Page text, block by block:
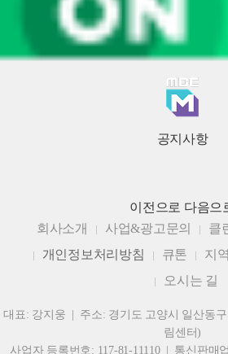
공지사항
이전으로 다음으
회사소개
사업&광고문의 클
개인정보처리방침
큐톤 지
오시는 길
대표: 강지웅 | 주소: 경기도 고양시 일산동구
림센터)
사업자 등록번호: 117-81-11110 | 통신판매